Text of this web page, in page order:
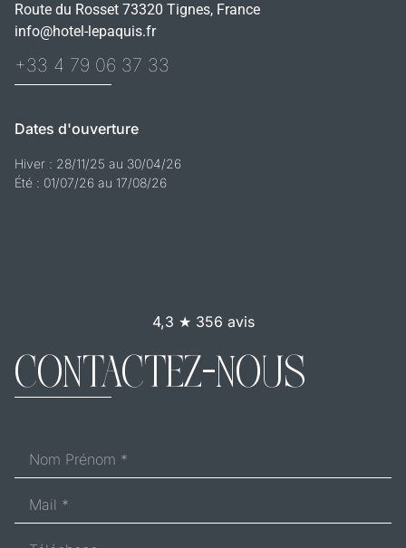
Route du Rosset 73320 Tignes, France
info@hotel-lepaquis.fr
+33 4 79 06 37 33
Dates d'ouverture
Hiver : 28/11/25 au 30/04/26
Été : 01/07/26 au 17/08/26
4,3 ★ 356 avis
CONTACTEZ-NOUS